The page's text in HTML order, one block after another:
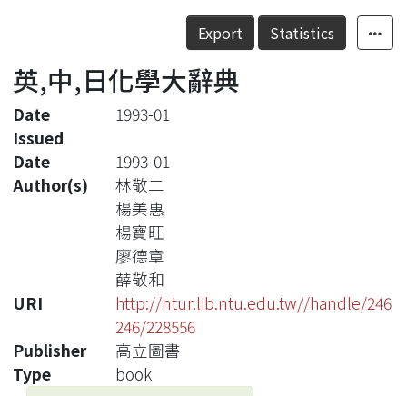
Statistics
Details
Export Statistics
英,中,日化學大辭典
Date
Issued
1993-01
Date
1993-01
Author(s)
林敬二
楊美惠
楊寶旺
廖德章
薛敬和
URI
http://ntur.lib.ntu.edu.tw//handle/246
246/228556
Publisher
高立圖書
Type
book